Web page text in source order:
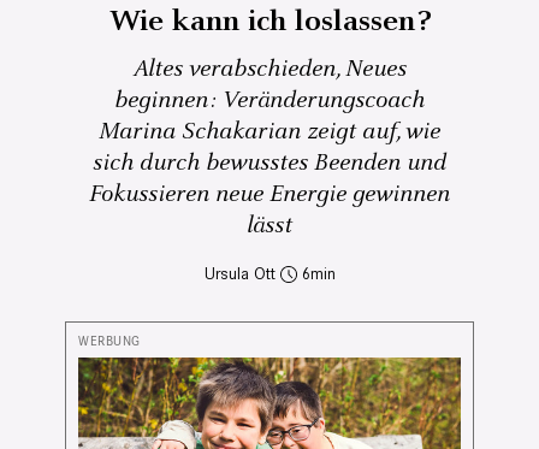
Wie kann ich loslassen?
Altes verabschieden, Neues
beginnen: Veränderungscoach
Marina Schakarian zeigt auf, wie
sich durch bewusstes Beenden und
Fokussieren neue Energie gewinnen
lässt
Ursula Ott 6